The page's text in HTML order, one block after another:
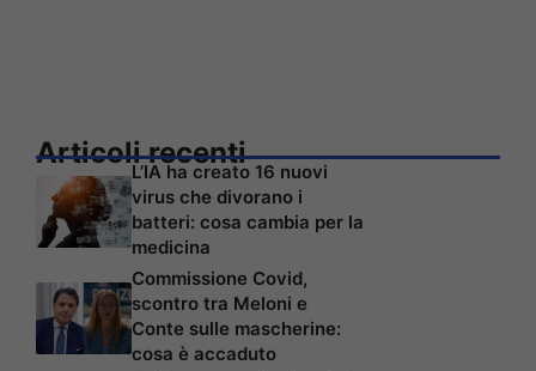
Articoli recenti
L’IA ha creato 16 nuovi
virus che divorano i
batteri: cosa cambia per la
medicina
Commissione Covid,
scontro tra Meloni e
Conte sulle mascherine:
cosa è accaduto